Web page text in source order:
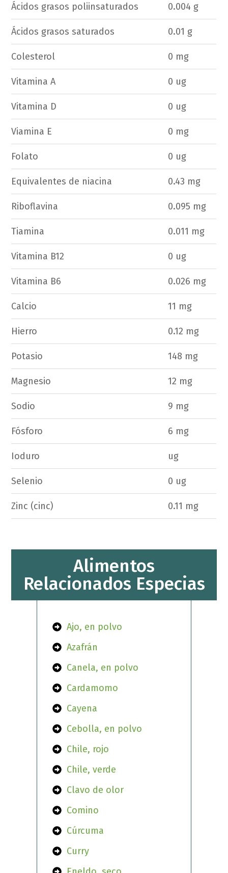
Ácidos grasos poliinsaturados 0.004 g
Ácidos grasos saturados 0.01 g
Colesterol 0 mg
Vitamina A 0 ug
Vitamina D 0 ug
Viamina E 0 mg
Folato 0 ug
Equivalentes de niacina 0.43 mg
Riboflavina 0.095 mg
Tiamina 0.011 mg
Vitamina B12 0 ug
Vitamina B6 0.026 mg
Calcio 11 mg
Hierro 0.12 mg
Potasio 148 mg
Magnesio 12 mg
Sodio 9 mg
Fósforo 6 mg
Ioduro ug
Selenio 0 ug
Zinc (cinc) 0.11 mg
Alimentos
Relacionados Especias
Ajo, en polvo
Azafrán
Canela, en polvo
Cardamomo
Cayena
Cebolla, en polvo
Chile, rojo
Chile, verde
Clavo de olor
Comino
Cúrcuma
Curry